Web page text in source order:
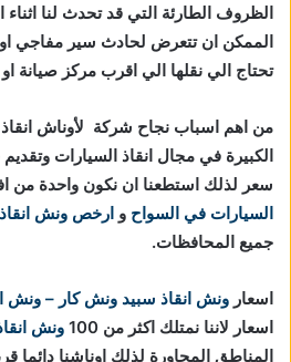
الظروف الطارئة التي قد تحدث لنا
الممكن ان تتعرض لحادث سير مفاجي
تحتاج الي نقلها الي اقرب مركز صيانة
من اهم اسباب نجاح شركة لأوناش انقاذ
الكبيرة في مجال انقاذ السيارات
سعر لذلك استطعنا ان نكون واحدة
السيارات في السواح و ارخص ونش
جميع المحافظات.
اسعار ونش انقاذ سبيد ونش كار – ونش
اسعار لاننا نمتلك اكثر من 100
ونش
المناطق المجاورة لذلك اوناشنا دائما